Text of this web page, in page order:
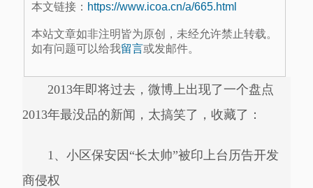
本文链接： https://www.icoa.cn/a/665.html
本站文章如非注明皆为原创，未经允许禁止转载。
如有问题可以给我留言或发邮件。
2013年即将过去，微博上出现了一个盘点
2013年最没品的新闻，太搞笑了，收藏了：
1、小区保安因“长太帅”被印上台历告开发
商侵权